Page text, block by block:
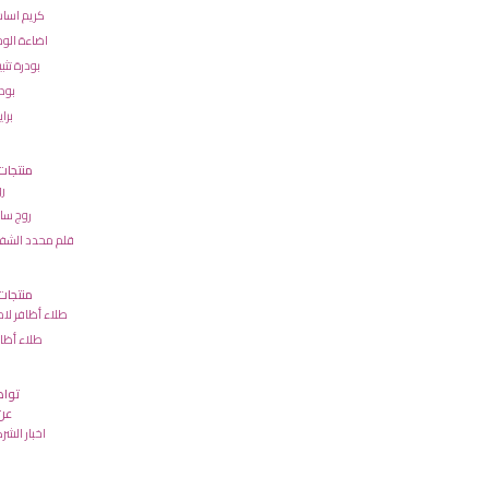
كريم
اضاءة
بودرة
روج
قلم محدد
طلاء أظافر
طلاء
اخبار